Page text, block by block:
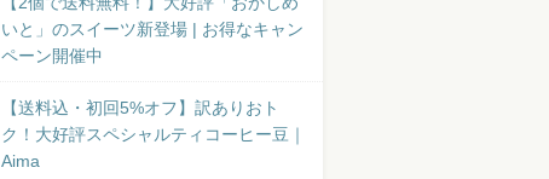
いと」のスイーツ新登場 | お得なキャン
ペーン開催中
【送料込・初回5%オフ】訳ありおト
ク！大好評スペシャルティコーヒー豆｜
Aima